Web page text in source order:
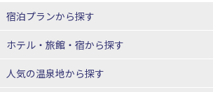
宿泊プランから探す
北海道
東北
ホテル・旅館・宿から探す
北海道ホテル・旅館
人気の温泉地から探す